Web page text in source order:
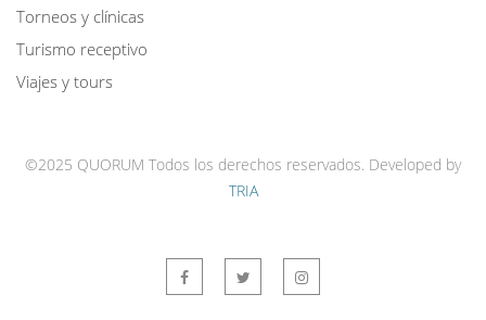
Torneos y clínicas
Turismo receptivo
Viajes y tours
©2025 QUORUM Todos los derechos reservados. Developed by
TRIA